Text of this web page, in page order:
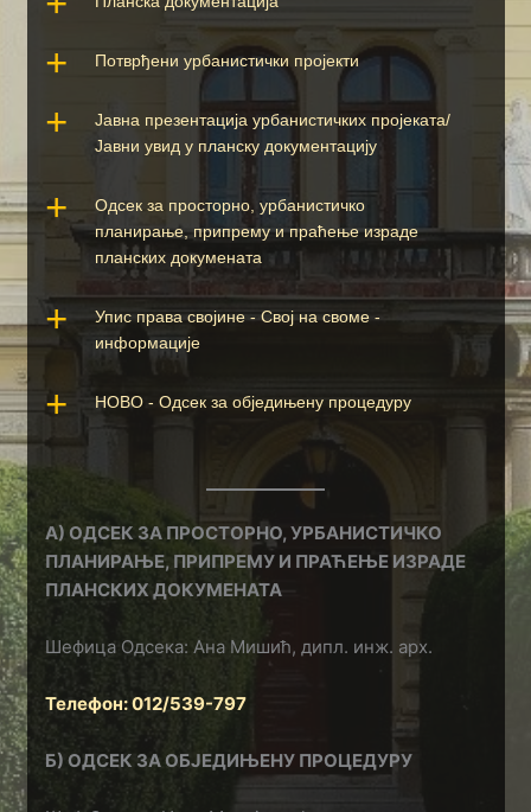
Потврђени урбанистички пројекти
Јавна презентација урбанистичких пројеката/
Јавни увид у планску документацију
Одсек за просторно, урбанистичко
планирање, припрему и праћење израде
планских докумената
Упис права својине - Свој на своме -
информације
НОВО - Одсек за обједињену процедуру
А) ОДСЕК ЗА ПРОСТОРНО, УРБАНИСТИЧКО
ПЛАНИРАЊЕ, ПРИПРЕМУ И ПРАЋЕЊЕ ИЗРАДЕ
ПЛАНСКИХ ДОКУМЕНАТА
Шефица Одсека: Ана Мишић, дипл. инж. арх.
Телефон: 012/539-797
Б) ОДСЕК ЗА ОБЈЕДИЊЕНУ ПРОЦЕДУРУ